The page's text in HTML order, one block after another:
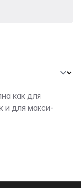
как для
и для макси-